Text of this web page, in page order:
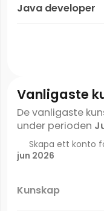
Java developer
Vanligaste
De vanligaste
under perioden
Skapa ett konto
jun 2026
Kunskap